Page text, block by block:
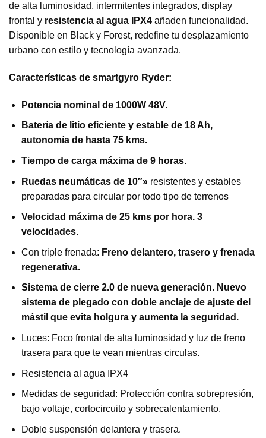
de alta luminosidad, intermitentes integrados, display
frontal y resistencia al agua IPX4 añaden funcionalidad.
Disponible en Black y Forest, redefine tu desplazamiento
urbano con estilo y tecnología avanzada.
Características de smartgyro Ryder:
Potencia nominal de 1000W 48V.
Batería de litio eficiente y estable de 18 Ah,
autonomía de hasta 75 kms.
Tiempo de carga máxima de 9 horas.
Ruedas neumáticas de 10″»resistentes y estables
preparadas para circular por todo tipo de terrenos
Velocidad máxima de 25 kms por hora. 3
velocidades.
Con triple frenada: Freno delantero, trasero y frenada
regenerativa.
Sistema de cierre 2.0 de nueva generación. Nuevo
sistema de plegado con doble anclaje de ajuste del
mástil que evita holgura y aumenta la seguridad.
Luces: Foco frontal de alta luminosidad y luz de freno
trasera para que te vean mientras circulas.
Resistencia al agua IPX4
Medidas de seguridad: Protección contra sobrepresión,
bajo voltaje, cortocircuito y sobrecalentamiento.
Doble suspensión delantera y trasera.